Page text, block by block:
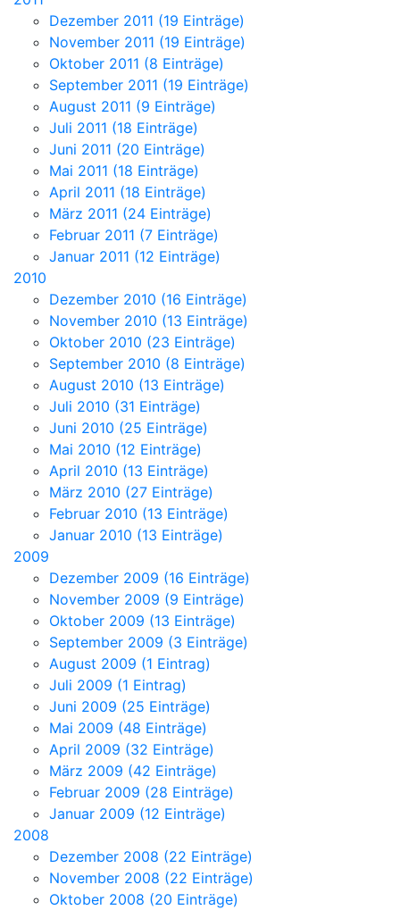
Dezember 2011 (19 Einträge)
November 2011 (19 Einträge)
Oktober 2011 (8 Einträge)
September 2011 (19 Einträge)
August 2011 (9 Einträge)
Juli 2011 (18 Einträge)
Juni 2011 (20 Einträge)
Mai 2011 (18 Einträge)
April 2011 (18 Einträge)
März 2011 (24 Einträge)
Februar 2011 (7 Einträge)
Januar 2011 (12 Einträge)
2010
Dezember 2010 (16 Einträge)
November 2010 (13 Einträge)
Oktober 2010 (23 Einträge)
September 2010 (8 Einträge)
August 2010 (13 Einträge)
Juli 2010 (31 Einträge)
Juni 2010 (25 Einträge)
Mai 2010 (12 Einträge)
April 2010 (13 Einträge)
März 2010 (27 Einträge)
Februar 2010 (13 Einträge)
Januar 2010 (13 Einträge)
2009
Dezember 2009 (16 Einträge)
November 2009 (9 Einträge)
Oktober 2009 (13 Einträge)
September 2009 (3 Einträge)
August 2009 (1 Eintrag)
Juli 2009 (1 Eintrag)
Juni 2009 (25 Einträge)
Mai 2009 (48 Einträge)
April 2009 (32 Einträge)
März 2009 (42 Einträge)
Februar 2009 (28 Einträge)
Januar 2009 (12 Einträge)
2008
Dezember 2008 (22 Einträge)
November 2008 (22 Einträge)
Oktober 2008 (20 Einträge)